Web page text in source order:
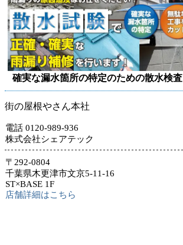
確実な漏水箇所の特定のための散水検査
街の屋根やさん本社
電話 0120-989-936
株式会社シェアテック
〒292-0804
千葉県木更津市文京5-11-16
ST×BASE 1F
店舗詳細はこちら